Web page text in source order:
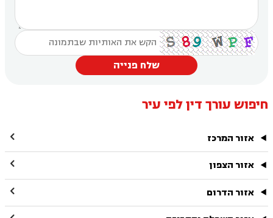
שלח פנייה
חיפוש עורך דין לפי עיר
אזור המרכז 
אזור הצפון 
אזור הדרום 